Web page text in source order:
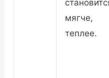
мягче,
теплее.